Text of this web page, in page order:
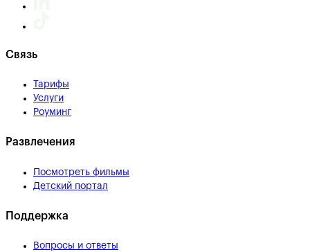
Связь
Тарифы
Услуги
Роуминг
Развлечения
Посмотреть фильмы
Детский портал
Поддержка
Вопросы и ответы